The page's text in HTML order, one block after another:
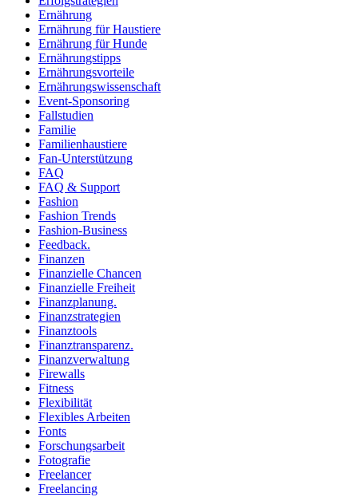
Ernährung
Ernährung für Haustiere
Ernährung für Hunde
Ernährungstipps
Ernährungsvorteile
Ernährungswissenschaft
Event-Sponsoring
Fallstudien
Familie
Familienhaustiere
Fan-Unterstützung
FAQ
FAQ & Support
Fashion
Fashion Trends
Fashion-Business
Feedback.
Finanzen
Finanzielle Chancen
Finanzielle Freiheit
Finanzplanung.
Finanzstrategien
Finanztools
Finanztransparenz.
Finanzverwaltung
Firewalls
Fitness
Flexibilität
Flexibles Arbeiten
Fonts
Forschungsarbeit
Fotografie
Freelancer
Freelancing